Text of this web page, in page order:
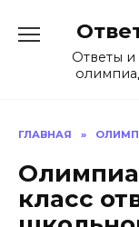
содержаниюОтветы и
ГЛАВНАЯ »
класс